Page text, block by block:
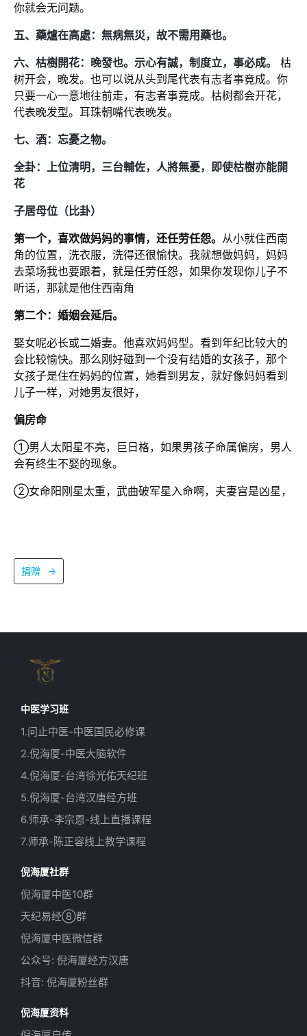
你就会无问题。
五、藥爐在高處：無病無災，故不需用藥也。
六、枯樹開花：晚發也。示心有誠，制度立，事必成。
枯
树开会，晚发。也可以说从头到尾代表有志者事竟成。你
只要一心一意地往前走，有志者事竟成。枯树都会开花，
代表晚发型。耳珠朝嘴代表晚发。
七、酒：忘憂之物。
全卦：上位清明，三台輔佐，人將無憂，即使枯樹亦能開
花
子居母位（比卦）
第一个，喜欢做妈妈的事情，还任劳任怨。 从小就住西南
角的位置，洗衣服，洗得还很愉快。我就想做妈妈，妈妈
去菜场我也要跟着，就是任劳任怨，如果你发现你儿子不
听话，那就是他住西南角
第二个：婚姻会延后。
娶女呢必长或二婚妻。他喜欢妈妈型。看到年纪比较大的
会比较愉快。那么刚好碰到一个没有结婚的女孩子，那个
女孩子是住在妈妈的位置，她看到男友，就好像妈妈看到
儿子一样，对她男友很好，
偏房命
①男人太阳星不亮，巨日格，如果男孩子命属偏房，男人
会有终生不娶的现象。
②女命阳刚星太重，武曲破军星入命啊，夫妻宫是凶星，
捐赠 →
中医学习班
1.问止中医-中医国民必修课
2.倪海厦-中医大脑软件
4.倪海厦-台湾徐光佑天纪班
5.倪海厦-台湾汉唐经方班
6.师承-李宗恩-线上直播课程
7.师承-陈正容线上教学课程
倪海厦社群
倪海厦中医10群
天纪易经⑧群
倪海厦中医微信群
公众号: 倪海厦经方汉唐
抖音: 倪海厦粉丝群
倪海厦资料